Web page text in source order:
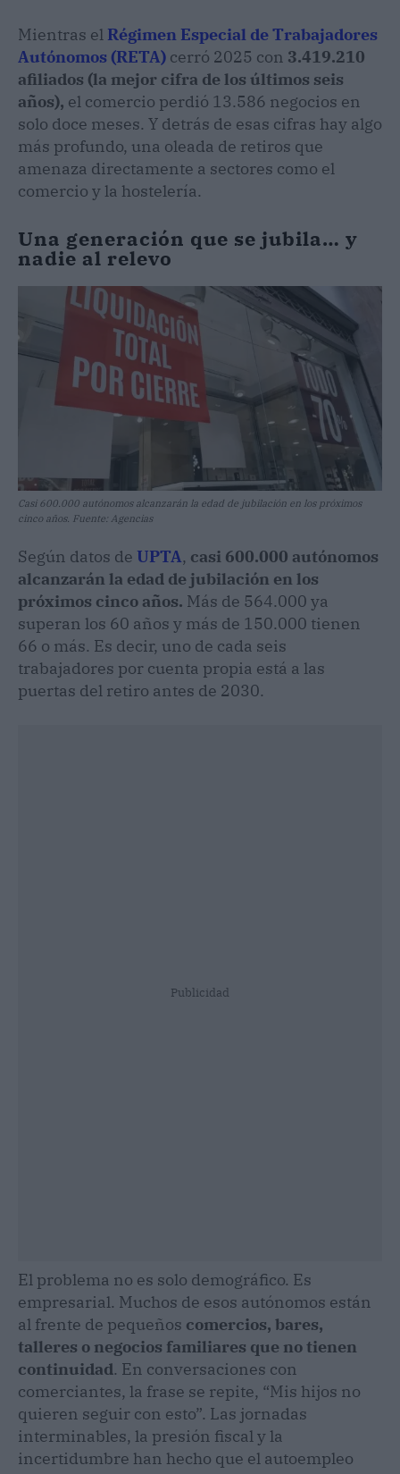
Mientras el Régimen Especial de Trabajadores
Autónomos (RETA) cerró 2025 con 3.419.210
afiliados (la mejor cifra de los últimos seis
años), el comercio perdió 13.586 negocios en
solo doce meses. Y detrás de esas cifras hay algo
más profundo, una oleada de retiros que
amenaza directamente a sectores como el
comercio y la hostelería.
Una generación que se jubila… y
nadie al relevo
Casi 600.000 autónomos alcanzarán la edad de jubilación en los próximos
cinco años. Fuente: Agencias
Según datos de UPTA, casi 600.000 autónomos
alcanzarán la edad de jubilación en los
próximos cinco años. Más de 564.000 ya
superan los 60 años y más de 150.000 tienen
66 o más. Es decir, uno de cada seis
trabajadores por cuenta propia está a las
puertas del retiro antes de 2030.
Publicidad
El problema no es solo demográfico. Es
empresarial. Muchos de esos autónomos están
al frente de pequeños comercios, bares,
talleres o negocios familiares que no tienen
continuidad. En conversaciones con
comerciantes, la frase se repite, “Mis hijos no
quieren seguir con esto”. Las jornadas
interminables, la presión fiscal y la
incertidumbre han hecho que el autoempleo